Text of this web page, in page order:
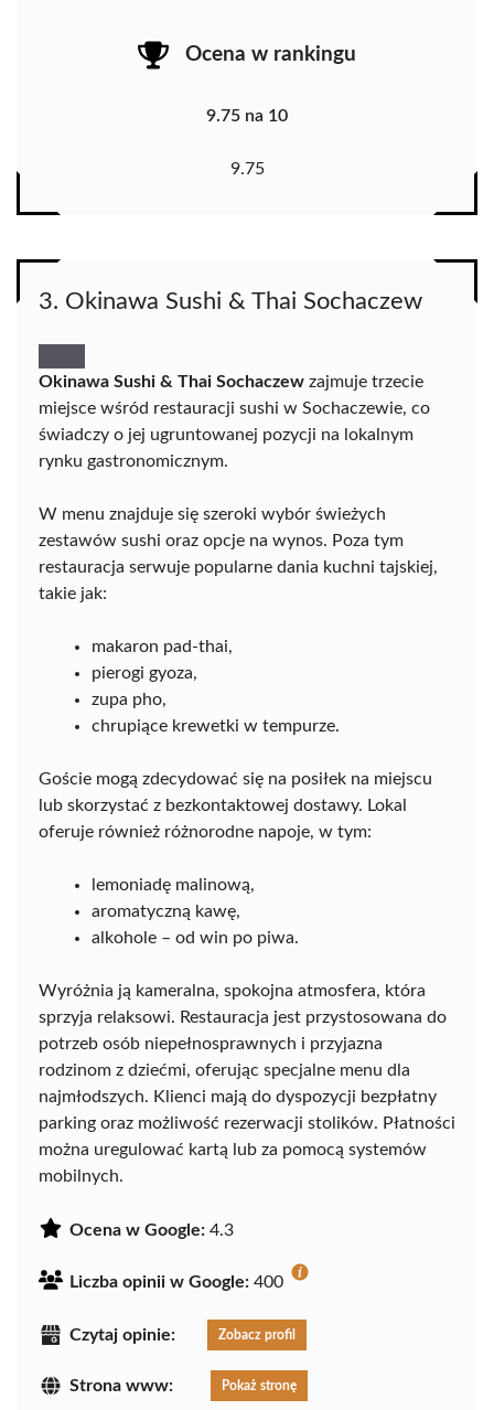
Ocena w rankingu
9.75 na 10
9.75
3. Okinawa Sushi & Thai Sochaczew
Okinawa Sushi & Thai Sochaczew zajmuje trzecie
miejsce wśród restauracji sushi w Sochaczewie, co
świadczy o jej ugruntowanej pozycji na lokalnym
rynku gastronomicznym.
W menu znajduje się szeroki wybór świeżych
zestawów sushi oraz opcje na wynos. Poza tym
restauracja serwuje popularne dania kuchni tajskiej,
takie jak:
makaron pad-thai,
pierogi gyoza,
zupa pho,
chrupiące krewetki w tempurze.
Goście mogą zdecydować się na posiłek na miejscu
lub skorzystać z bezkontaktowej dostawy. Lokal
oferuje również różnorodne napoje, w tym:
lemoniadę malinową,
aromatyczną kawę,
alkohole – od win po piwa.
Wyróżnia ją kameralna, spokojna atmosfera, która
sprzyja relaksowi. Restauracja jest przystosowana do
potrzeb osób niepełnosprawnych i przyjazna
rodzinom z dziećmi, oferując specjalne menu dla
najmłodszych. Klienci mają do dyspozycji bezpłatny
parking oraz możliwość rezerwacji stolików. Płatności
można uregulować kartą lub za pomocą systemów
mobilnych.
Ocena w Google: 4.3
Liczba opinii w Google: 400
Czytaj opinie: Zobacz profil
Strona www: Pokaż stronę